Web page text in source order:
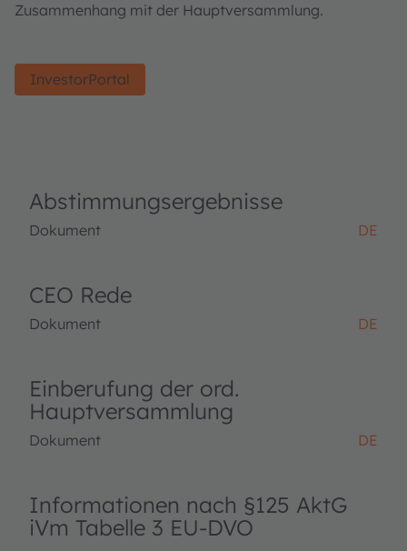
Zusammenhang mit der Hauptversammlung.
InvestorPortal
Abstimmungsergebnisse
Dokument DE
CEO Rede
Dokument DE
Einberufung der ord.
Hauptversammlung
Dokument DE
Informationen nach §125 AktG
iVm Tabelle 3 EU-DVO